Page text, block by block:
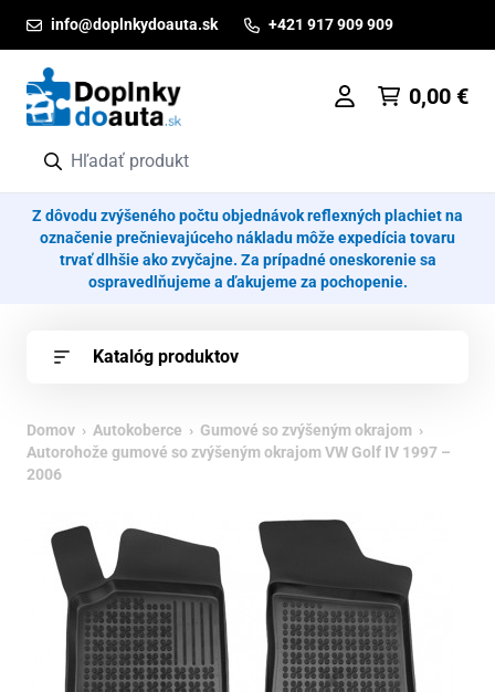
info@doplnkydoauta.sk +421 917 909 909
0,00 €
Z dôvodu zvýšeného počtu objednávok reflexných plachiet na
označenie prečnievajúceho nákladu môže expedícia tovaru
trvať dlhšie ako zvyčajne. Za prípadné oneskorenie sa
ospravedlňujeme a ďakujeme za pochopenie.
Katalóg produktov
Domov › Autokoberce › Gumové so zvýšeným okrajom ›
Autorohože gumové so zvýšeným okrajom VW Golf IV 1997 –
2006